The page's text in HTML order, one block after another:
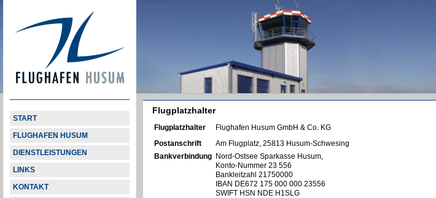
START
FLUGHAFEN HUSUM
DIENSTLEISTUNGEN
LINKS
KONTAKT
Flugplatzhalter
Flugplatzhalter
Flughafen Husum GmbH & Co. KG
Postanschrift
Am Flugplatz, 25813 Husum-Schwesing
Bankverbindung Nord-Ostsee Sparkasse Husum,
Konto-Nummer 23 556
Bankleitzahl 21750000
IBAN DE672 175 000 000 23556
SWIFT HSN NDE H1SLG